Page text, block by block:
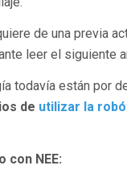
de una previa
leer el siguiente
todavía están por
de utilizar la
con NEE: